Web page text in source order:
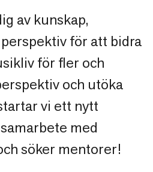
av kunskap,
för att bidra
för fler och
och utöka
vi ett nytt
med
söker mentorer!